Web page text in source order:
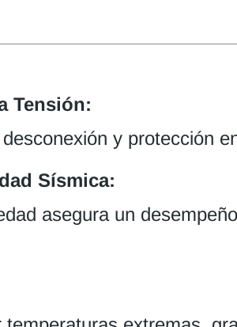
Tensión:
y protección
Sísmica:
asegura un